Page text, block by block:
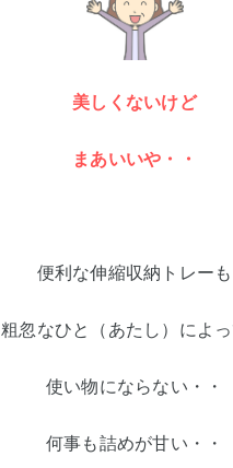
美しくないけど
まあいいや・・
便利な伸縮収納トレーも
粗忽なひと（あたし）によ
使い物にならない・・
何事も詰めが甘い・・